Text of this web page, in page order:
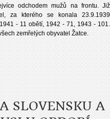
odchodem mužů na frontu. Již
za kterého se konala 23.9.1939
- 11 obětí, 1942 - 71, 1943 - 101.
zemřelých obyvatel Žatce.
SLOVENSKU A